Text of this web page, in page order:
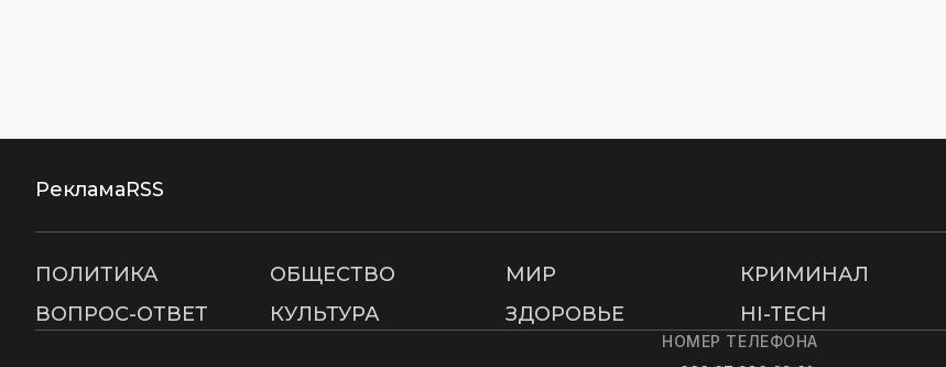
РекламаRSS
ПОЛИТИКА ОБЩЕСТВО МИР КРИМИНАЛ
ВОПРОС-ОТВЕТ
КУЛЬТУРА ЗДОРОВЬЕ HI-TECH
НОМЕР ТЕЛЕФОНА